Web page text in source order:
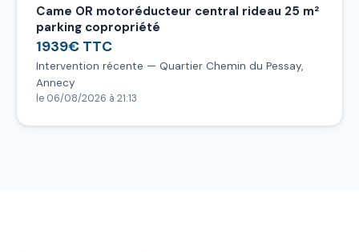
Came OR motoréducteur central rideau 25 m²
parking copropriété
1939€ TTC
Intervention récente — Quartier Chemin du Pessay,
Annecy
le 06/08/2026 à 21:13